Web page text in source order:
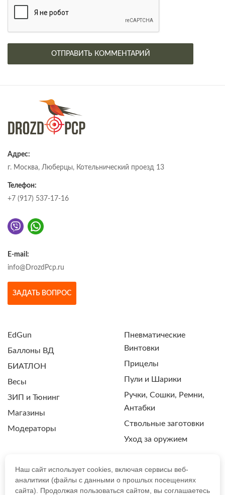
Адрес:
г. Москва, Люберцы, Котельнический проезд 13
Телефон:
+7 (917) 537-17-16
E-mail:
info@DrozdPcp.ru
ЗАДАТЬ ВОПРОС
EdGun
Баллоны ВД
БИАТЛОН
Весы
ЗИП и Тюнинг
Магазины
Модераторы
Пневматические
Винтовки
Прицелы
Пули и Шарики
Ручки, Сошки, Ремни,
Антабки
Ствольные заготовки
Уход за оружием
ПОЛИТИКА КОНФИДЕНЦИАЛЬНОСТИ
Наш сайт использует cookies, включая сервисы веб-
аналитики (файлы с данными о прошлых посещениях
сайта). Продолжая пользоваться сайтом, вы соглашаетесь